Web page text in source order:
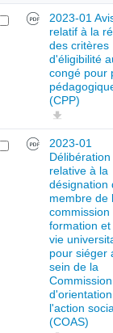
2023-01
relatif à la
des critères
d'éligibilité
congé pour
(CPP)
2023-01
Délibération
relative à la
désignation
membre de
commission
formation
vie
pour siéger
sein de la
Commission
l'action
(COAS)